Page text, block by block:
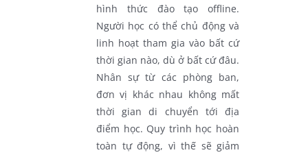
hình thức đào tạo offline.
Người học có thể chủ động và
linh hoạt tham gia vào bất cứ
thời gian nào, dù ở bất cứ đâu.
Nhân sự từ các phòng ban,
đơn vị khác nhau không mất
thời gian di chuyển tới địa
điểm học. Quy trình học hoàn
toàn tự động, vì thế sẽ giảm